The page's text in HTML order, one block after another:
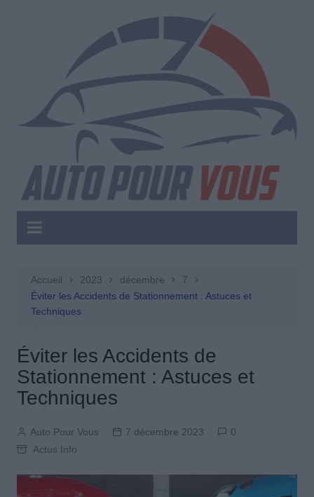
Accueil 2023 décembre
7
Éviter les Accidents de Stationnement : Astuces et
Techniques
Éviter les Accidents de
Stationnement : Astuces et
Techniques
Auto Pour Vous 7 décembre 2023
0
Actus Info